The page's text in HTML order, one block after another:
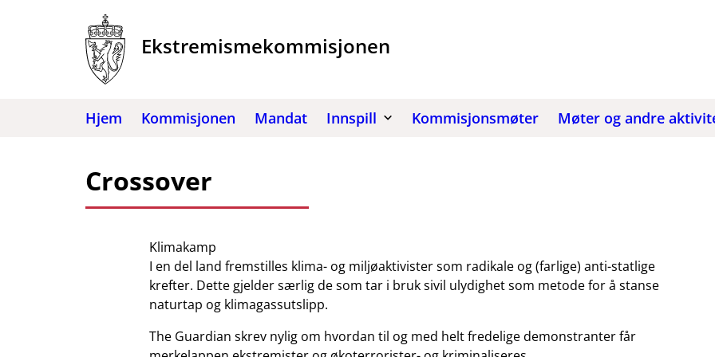
Ekstremismekommisjonen
Hjem Kommisjonen Mandat Innspill Kommisjonsmøter Møter og andre
Crossover
Klimakamp
I en del land fremstilles klima- og miljøaktivister som radikale og (farlige) anti-statlige
krefter. Dette gjelder særlig de som tar i bruk sivil ulydighet som metode for å stanse
naturtap og klimagassutslipp.
The Guardian skrev nylig om hvordan til og med helt fredelige demonstranter får